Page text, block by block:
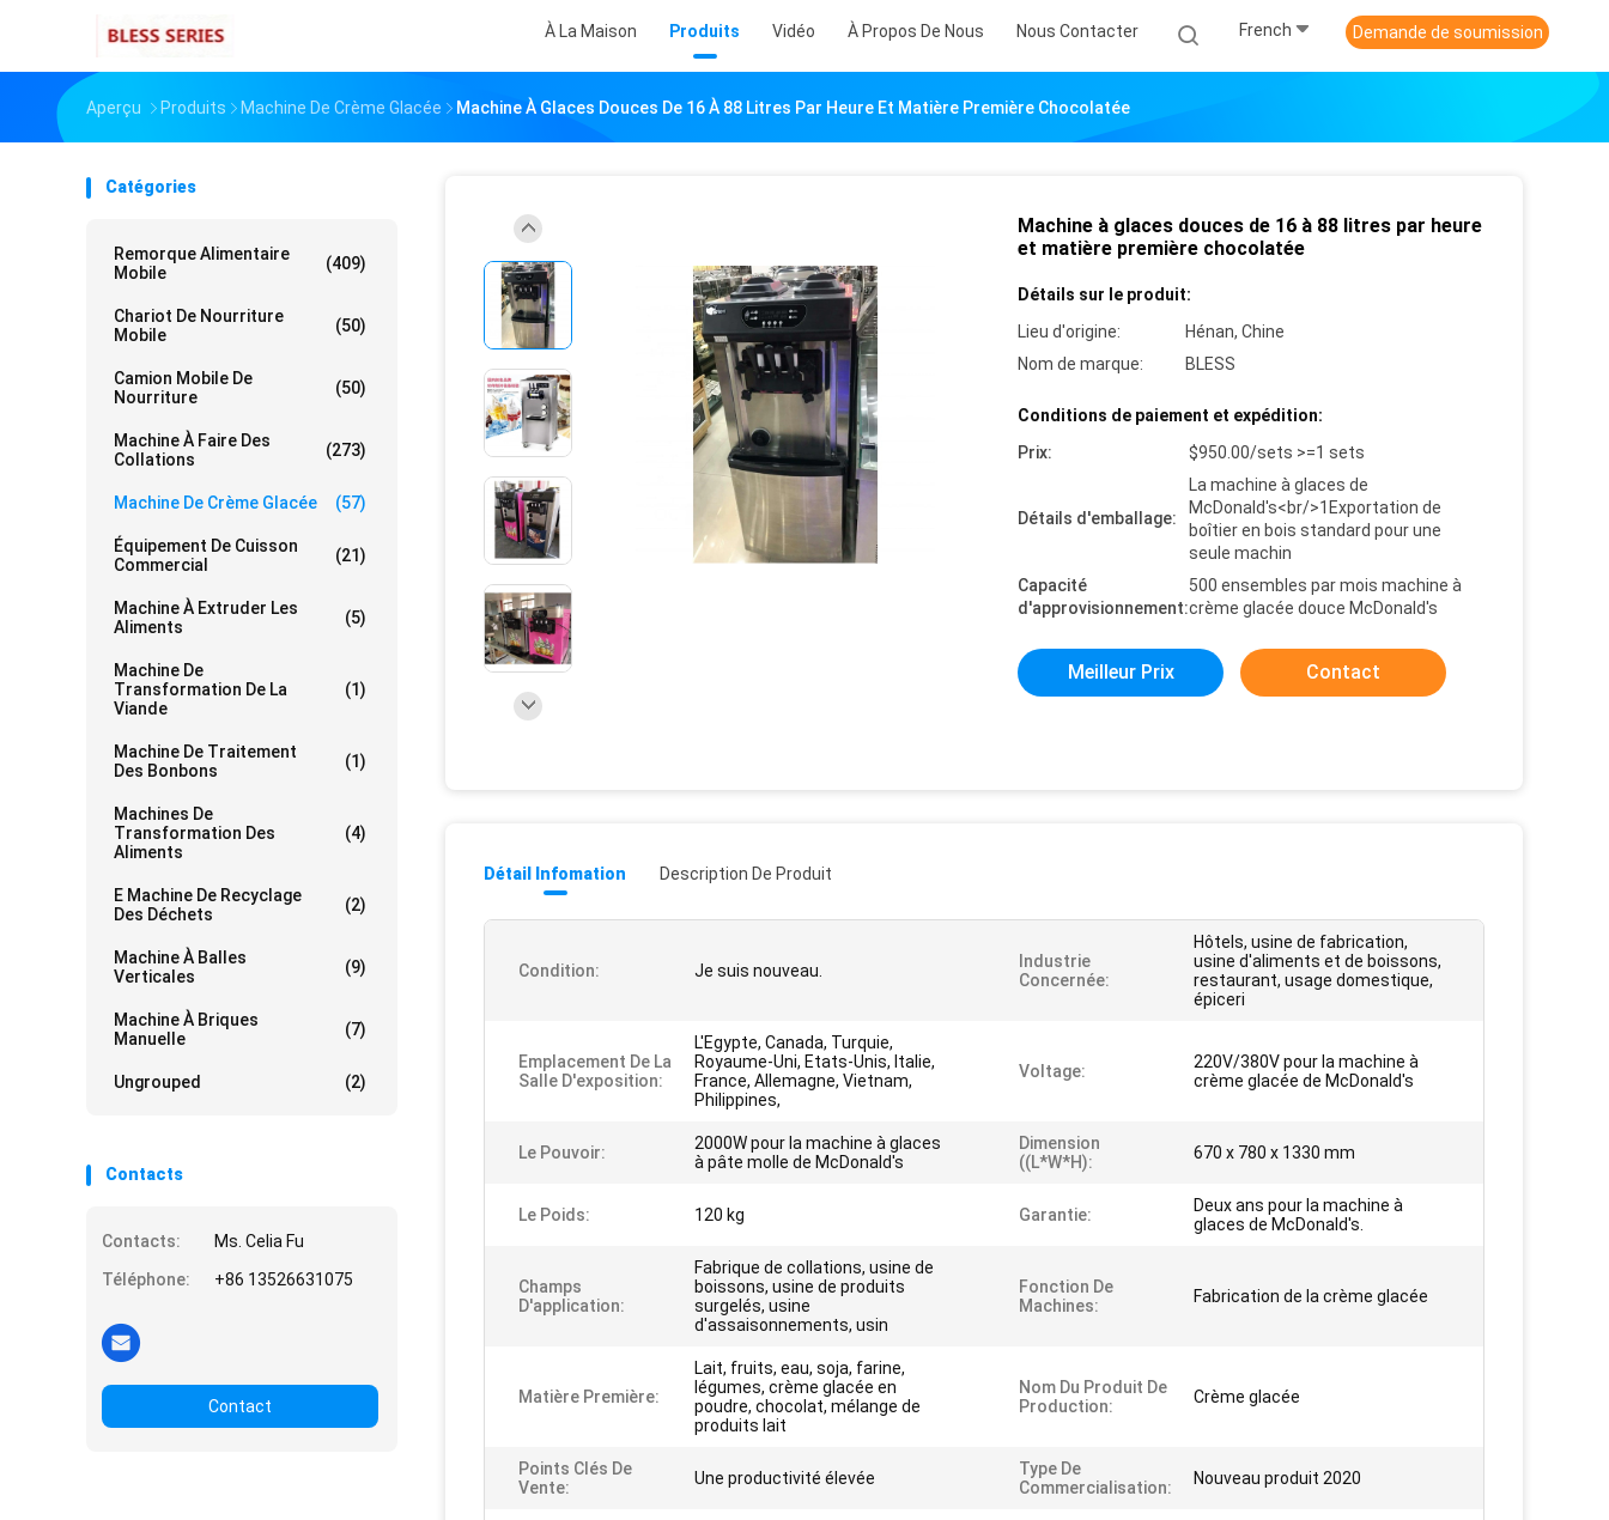
À La Maison Produits Vidéo À Propos De Nous Nous Contacter French Demande de soumission
Aperçu Produits Machine De Crème Glacée Machine À Glaces Douces De 16 À 88 Litres Par Heure Et Matière Première Chocolatée
Catégories
Remorque Alimentaire
Mobile
(409)
Chariot De Nourriture
Mobile
(50)
Camion Mobile De
Nourriture
(50)
Machine À Faire Des
Collations
(273)
Machine De Crème Glacée (57)
Équipement De Cuisson
Commercial
(21)
Machine À Extruder Les
Aliments
(5)
Machine De
Transformation De La
Viande
(1)
Machine De Traitement
Des Bonbons
(1)
Machines De
Transformation Des
Aliments
(4)
E Machine De Recyclage
Des Déchets
(2)
Machine À Balles
Verticales
(9)
Machine À Briques
Manuelle
(7)
Ungrouped (2)
Contacts
Contacts:
Ms. Celia Fu
Téléphone:
+86 13526631075
Contact
Machine à glaces douces de 16 à 88 litres par heure
et matière première chocolatée
Détails sur le produit:
Lieu d'origine:
Hénan, Chine
Nom de marque:
BLESS
Conditions de paiement et expédition:
Prix:
$950.00/sets >=1 sets
Détails d'emballage:
La machine à glaces de
McDonald's<br/>1Exportation de
boîtier en bois standard pour une
seule machin
Capacité
d'approvisionnement:
500 ensembles par mois machine à
crème glacée douce McDonald's
Meilleur Prix Contact
Détail Infomation Description De Produit
Condition: Je suis nouveau.
Industrie
Concernée:
Hôtels, usine de fabrication,
usine d'aliments et de boissons,
restaurant, usage domestique,
épiceri
Emplacement De La
Salle D'exposition:
L'Egypte, Canada, Turquie,
Royaume-Uni, Etats-Unis, Italie,
France, Allemagne, Vietnam,
Philippines,
Voltage:
220V/380V pour la machine à
crème glacée de McDonald's
Le Pouvoir:
2000W pour la machine à glaces
à pâte molle de McDonald's
Dimension
((L*W*H):
670 x 780 x 1330 mm
Le Poids: 120 kg Garantie:
Deux ans pour la machine à
glaces de McDonald's.
Champs
D'application:
Fabrique de collations, usine de
boissons, usine de produits
surgelés, usine
d'assaisonnements, usin
Fonction De
Machines:
Fabrication de la crème glacée
Matière Première:
Lait, fruits, eau, soja, farine,
légumes, crème glacée en
poudre, chocolat, mélange de
produits lait
Nom Du Produit De
Production:
Crème glacée
Points Clés De
Vente:
Une productivité élevée
Type De
Commercialisation:
Nouveau produit 2020